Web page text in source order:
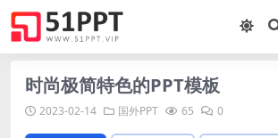
时尚极简特色的PPT模板
2023-02-14 国外PPT 65 0